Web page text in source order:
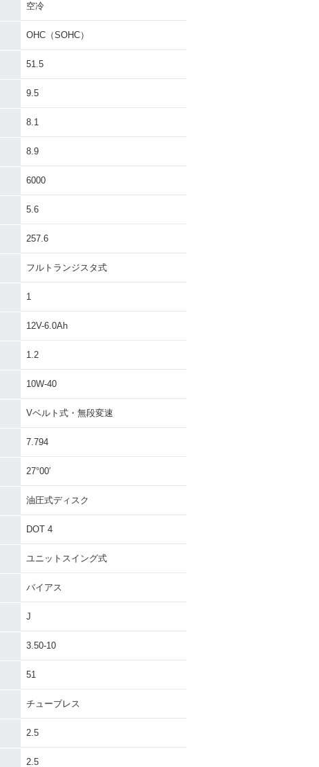
空冷
OHC（SOHC）
51.5
9.5
8.1
8.9
6000
5.6
257.6
フルトランジスタ式
1
12V-6.0Ah
1.2
10W-40
Vベルト式・無段変速
7.794
27°00′
油圧式ディスク
DOT 4
ユニットスイング式
バイアス
J
3.50-10
51
チューブレス
2.5
2.5